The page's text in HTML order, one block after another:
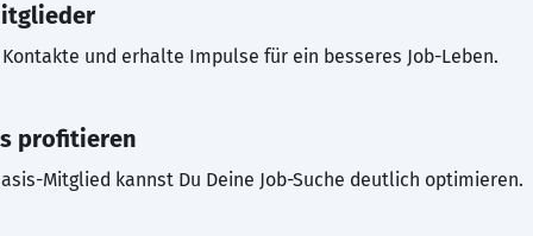
und erhalte Impulse für ein besseres Job-Leben.
profitieren
Mitglied kannst Du Deine Job-Suche deutlich optimieren.